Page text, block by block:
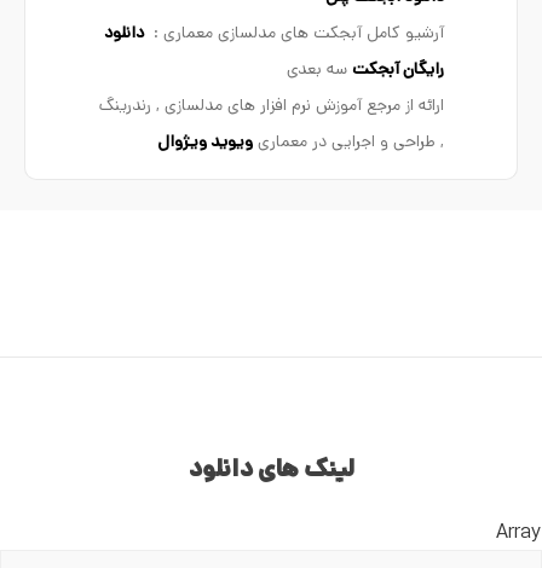
آرشیو کامل آبجکت های مدلسازی معماری :دانلود
رایگان آبجکتسه بعدی
ارائه از مرجع آموزش نرم افزار های مدلسازی , رندرینگ
, طراحی و اجرایی در معماریویوید ویژوال
لینک های دانلود
Array